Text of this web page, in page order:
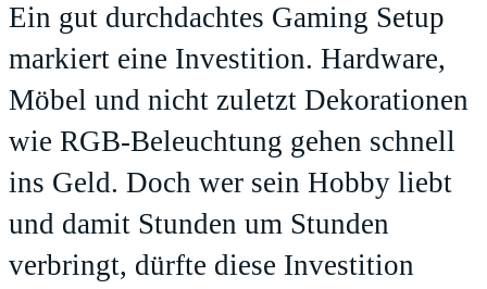
Ein gut durchdachtes Gaming Setup
markiert eine Investition. Hardware,
Möbel und nicht zuletzt Dekorationen
wie RGB-Beleuchtung gehen schnell
ins Geld. Doch wer sein Hobby liebt
und damit Stunden um Stunden
verbringt, dürfte diese Investition